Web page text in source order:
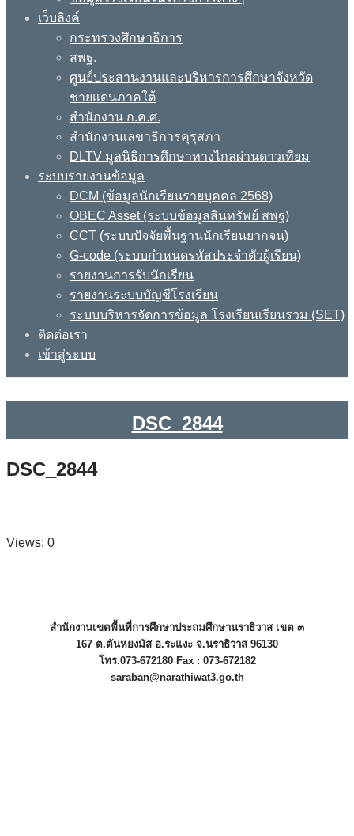
เว็บลิงค์
กระทรวงศึกษาธิการ
สพฐ.
ศูนย์ประสานงานและบริหารการศึกษาจังหวัด
ชายแดนภาคใต้
สำนักงาน ก.ค.ศ.
สำนักงานเลขาธิการคุรุสภา
DLTV มูลนิธิการศึกษาทางไกลผ่านดาวเทียม
ระบบรายงานข้อมูล
DCM (ข้อมูลนักเรียนรายบุคคล 2568)
OBEC Asset (ระบบข้อมูลสินทรัพย์ สพฐ)
CCT (ระบบปัจจัยพื้นฐานนักเรียนยากจน)
G-code (ระบบกำหนดรหัสประจำตัวผู้เรียน)
รายงานการรับนักเรียน
รายงานระบบบัญชีโรงเรียน
ระบบบริหารจัดการข้อมูล โรงเรียนเรียนรวม (SET)
ติดต่อเรา
เข้าสู่ระบบ
DSC_2844
DSC_2844
Views: 0
สำนักงานเขตพื้นที่การศึกษาประถมศึกษานราธิวาส เขต ๓
167 ต.ตันหยงมัส อ.ระแงะ จ.นราธิวาส 96130
โทร.073-672180 Fax : 073-672182
saraban@narathiwat3.go.th